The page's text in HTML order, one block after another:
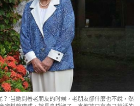
？’当她問著老朋友的时候，老朋友卻什麼也不說，然